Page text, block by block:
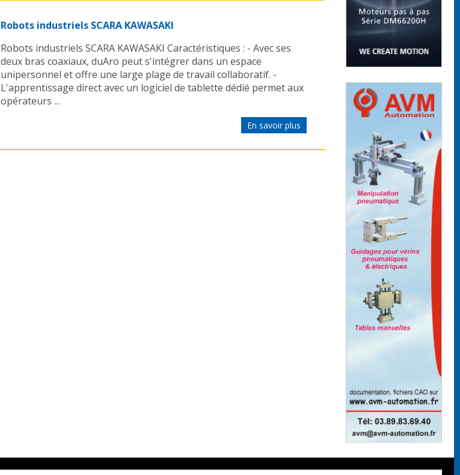
Robots industriels SCARA KAWASAKI
Robots industriels SCARA KAWASAKI Caractéristiques : - Avec ses
deux bras coaxiaux, duAro peut s'intégrer dans un espace
unipersonnel et offre une large plage de travail collaboratif. -
L'apprentissage direct avec un logiciel de tablette dédié permet aux
opérateurs ...
En savoir plus